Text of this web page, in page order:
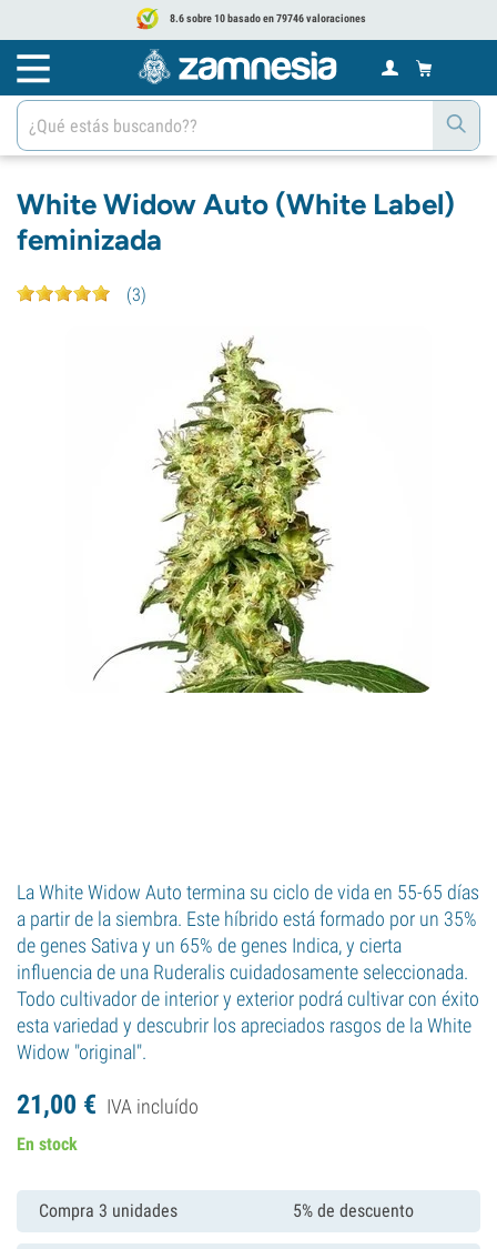
8.6 sobre 10 basado en 79746 valoraciones
White Widow Auto (White Label)
feminizada
(3)
La White Widow Auto termina su ciclo de vida en 55-65 días
a partir de la siembra. Este híbrido está formado por un 35%
de genes Sativa y un 65% de genes Indica, y cierta
influencia de una Ruderalis cuidadosamente seleccionada.
Todo cultivador de interior y exterior podrá cultivar con éxito
esta variedad y descubrir los apreciados rasgos de la White
Widow "original".
21,00 € IVA incluído
En stock
Compra 3 unidades 5% de descuento